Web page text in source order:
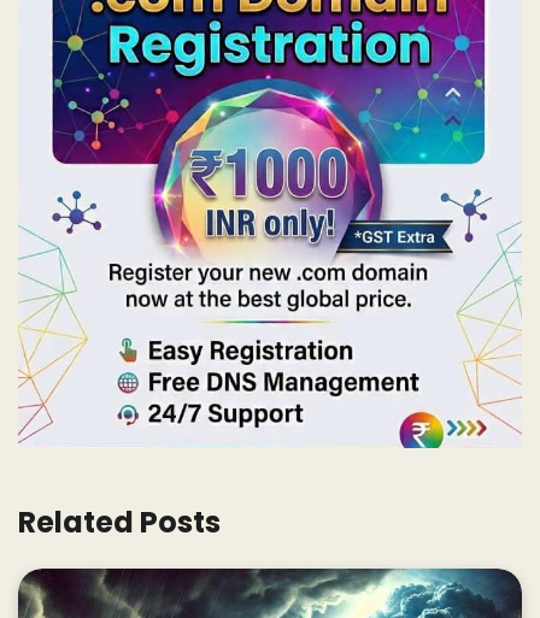
Related Posts